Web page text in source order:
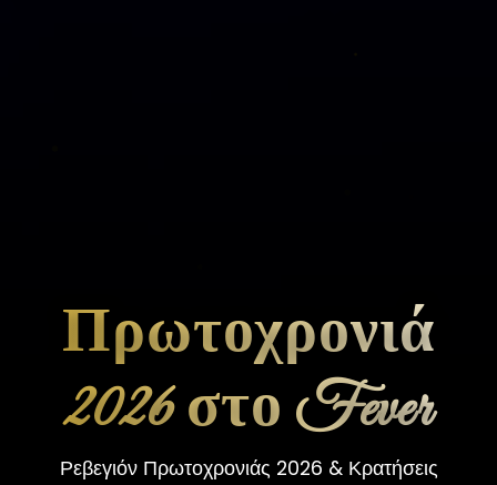
Πρωτοχρονιά
2026 στο Fever
Ρεβεγιόν Πρωτοχρονιάς 2026 & Κρατήσεις